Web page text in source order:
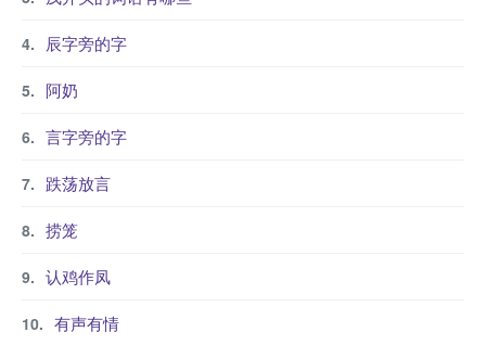
辰字旁的字
阿奶
言字旁的字
跌荡放言
捞笼
认鸡作凤
有声有情